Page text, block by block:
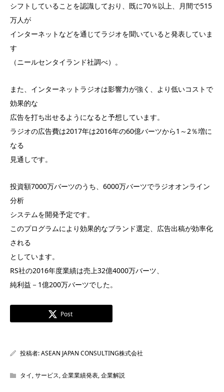
シフトしていることを認識しており、既に70％以上、月間で515
万人が
インターネットなどを通じてラジオを聞いていると発表していま
す
（ニールセンタイランド社調べ）。
また、インターネットラジオは影響力が強く、より低いコストで
効果的な
広告を打ち出せるようになると予想しています。
ラジオの広告費は2017年は2016年の60億バーツから1～2％増に
なる
見通しです。
投資額7000万バーツのうち、6000万バーツでラジオオンライン
分析
システムを開発予定です。
このプログラムにより効果的なブランド選定、広告出稿が効率化
される
としています。
RS社の2016年度業績は売上32億4000万バーツ、
純利益－1億200万バーツでした。
Post
投稿者:ASEAN JAPAN CONSULTING株式会社
タイ,サービス,企業業績発表,企業解説